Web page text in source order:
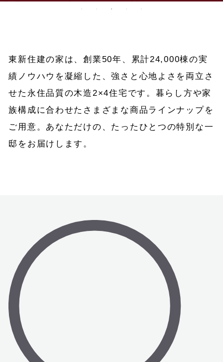
東新住建の家は、創業50年、累計24,000棟の実
績ノウハウを凝縮した、強さと心地よさを両立さ
せた永住品質の木造2×4住宅です。 暮らし方や家
族構成に合わせたさまざまな商品ラインナップを
ご用意。 あなただけの、たったひとつの特別な一
邸をお届けします。